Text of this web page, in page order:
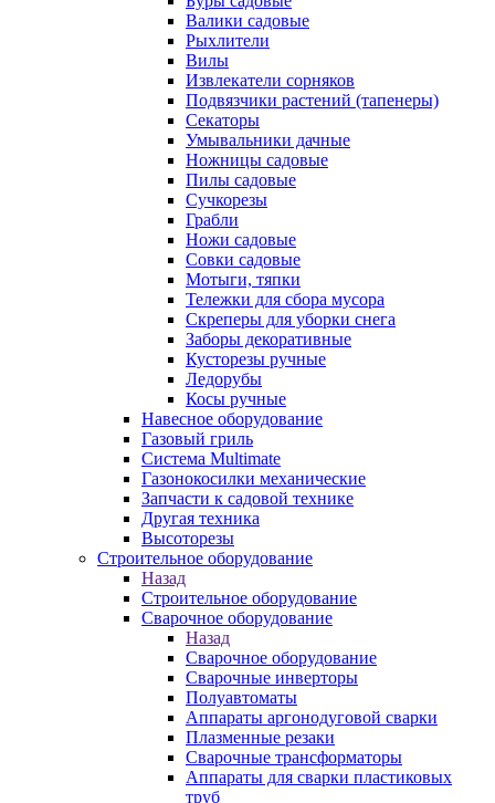
Валики садовые
Рыхлители
Вилы
Извлекатели сорняков
Подвязчики растений (тапенеры)
Секаторы
Умывальники дачные
Ножницы садовые
Пилы садовые
Сучкорезы
Грабли
Ножи садовые
Совки садовые
Мотыги, тяпки
Тележки для сбора мусора
Скреперы для уборки снега
Заборы декоративные
Кусторезы ручные
Ледорубы
Косы ручные
Навесное оборудование
Газовый гриль
Система Multimate
Газонокосилки механические
Запчасти к садовой технике
Другая техника
Высоторезы
Строительное оборудование
Назад
Строительное оборудование
Сварочное оборудование
Назад
Сварочное оборудование
Сварочные инверторы
Полуавтоматы
Аппараты аргонодуговой сварки
Плазменные резаки
Сварочные трансформаторы
Аппараты для сварки пластиковых
труб